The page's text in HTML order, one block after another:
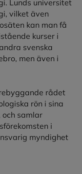
Lunds universitet
vilket även
kan man få
kurser i
svenska
men även i
rådet
rön i sina
samlar
i
myndighet